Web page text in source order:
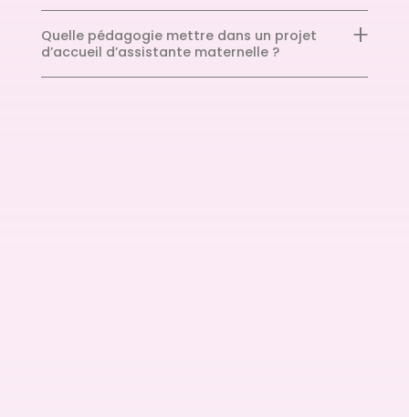
Quelle pédagogie mettre dans un projet
d’accueil d’assistante maternelle ?